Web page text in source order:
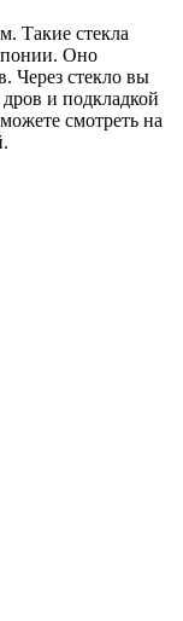
Такие стекла
Оно
Через стекло вы
и подкладкой
смотреть на